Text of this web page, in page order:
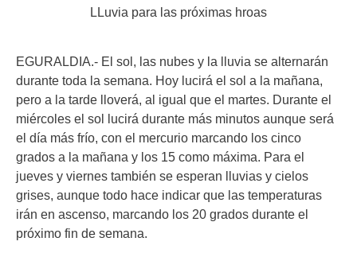
LLuvia para las próximas hroas
EGURALDIA.- El sol, las nubes y la lluvia se alternarán
durante toda la semana. Hoy lucirá el sol a la mañana,
pero a la tarde lloverá, al igual que el martes. Durante el
miércoles el sol lucirá durante más minutos aunque será
el día más frío, con el mercurio marcando los cinco
grados a la mañana y los 15 como máxima. Para el
jueves y viernes también se esperan lluvias y cielos
grises, aunque todo hace indicar que las temperaturas
irán en ascenso, marcando los 20 grados durante el
próximo fin de semana.